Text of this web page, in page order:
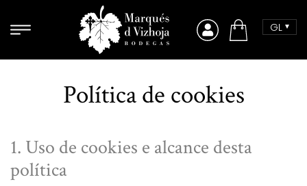
Comprar
GL
Política de cookies
1. Uso de cookies e alcance desta
política